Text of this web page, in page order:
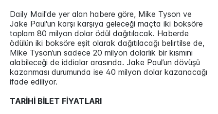
Daily Mail'de yer alan habere göre, Mike Tyson ve
Jake Paul'un karşı karşıya geleceği maçta iki boksöre
toplam 80 milyon dolar ödül dağıtılacak. Haberde
ödülün iki boksöre eşit olarak dağıtılacağı belirtilse de,
Mike Tyson’un sadece 20 milyon dolarlık bir kısmını
alabileceği de iddialar arasında. Jake Paul’un dövüşü
kazanması durumunda ise 40 milyon dolar kazanacağı
ifade ediliyor.
TARİHİ BİLET FİYATLARI